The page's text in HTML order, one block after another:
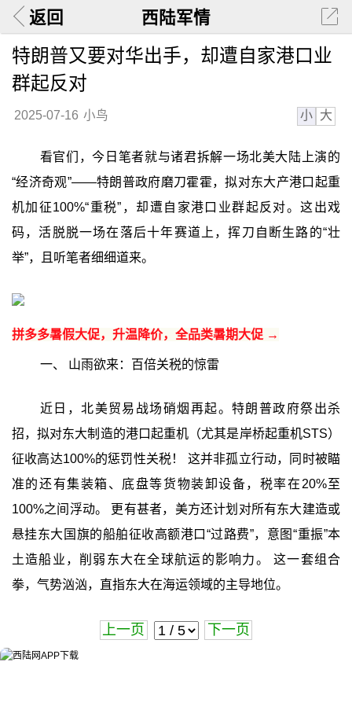
返回 西陆军情
特朗普又要对华出手，却遭自家港口业
群起反对
2025-07-16 小鸟 小 大
看官们，今日笔者就与诸君拆解一场北美大陆上演的
“经济奇观”——特朗普政府磨刀霍霍，拟对东大产港口起重
机加征100%“重税”，却遭自家港口业群起反对。这出戏
码，活脱脱一场在落后十年赛道上，挥刀自断生路的“壮
举”，且听笔者细细道来。
拼多多暑假大促，升温降价，全品类暑期大促 →
一、 山雨欲来：百倍关税的惊雷
近日，北美贸易战场硝烟再起。特朗普政府祭出杀
招，拟对东大制造的港口起重机（尤其是岸桥起重机STS）
征收高达100%的惩罚性关税！ 这并非孤立行动，同时被瞄
准的还有集装箱、底盘等货物装卸设备，税率在20%至
100%之间浮动。 更有甚者，美方还计划对所有东大建造或
悬挂东大国旗的船舶征收高额港口“过路费”，意图“重振”本
土造船业，削弱东大在全球航运的影响力。 这一套组合
拳，气势汹汹，直指东大在海运领域的主导地位。
上一页 下一页